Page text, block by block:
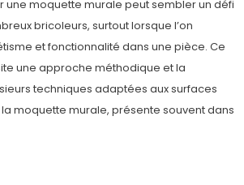
une moquette murale peut sembler un défi
bricoleurs, surtout lorsque l’on
et fonctionnalité dans une pièce. Ce
une approche méthodique et la
techniques adaptées aux surfaces
moquette murale, présente souvent dans